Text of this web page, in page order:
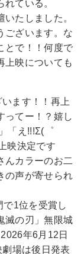
ている。
たしました。
ございます。な
とで！！何度で
上映についても
ます！！再上
ってー！？嬉し
「え!!!Σ(゜
映決定です
んカラーのお二
の声が寄せられ
1位を受賞し
滅の刃」無限城
年6月12日
劇場は後日発表